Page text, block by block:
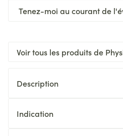
Tenez-moi au courant de
Voir tous les produits de
Description
Indication